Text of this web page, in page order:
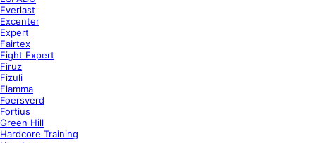
Everlast
Excenter
Expert
Fairtex
Fight Expert
Firuz
Fizuli
Flamma
Foersverd
Fortius
Green Hill
Hardcore Training